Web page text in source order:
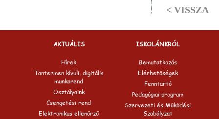
< VISSZA
AKTUÁLIS
Hírek
Tantermen kívüli, digitális
munkarend
Osztályaink
Csengetési rend
Elektronikus ellenőrző
ISKOLÁNKRÓL
Bemutatkozás
Elérhetőségek
Fenntartó
Pedagógiai program
Szervezeti és Működési
Szabályzat